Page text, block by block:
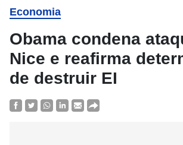
Economia
Obama condena
Nice e reafirma
de destruir EI